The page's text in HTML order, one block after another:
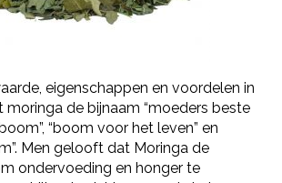
eigenschappen en voordelen in
moringa de bijnaam “moeders beste
“boom voor het leven” en
Men gelooft dat Moringa de
ondervoeding en honger te